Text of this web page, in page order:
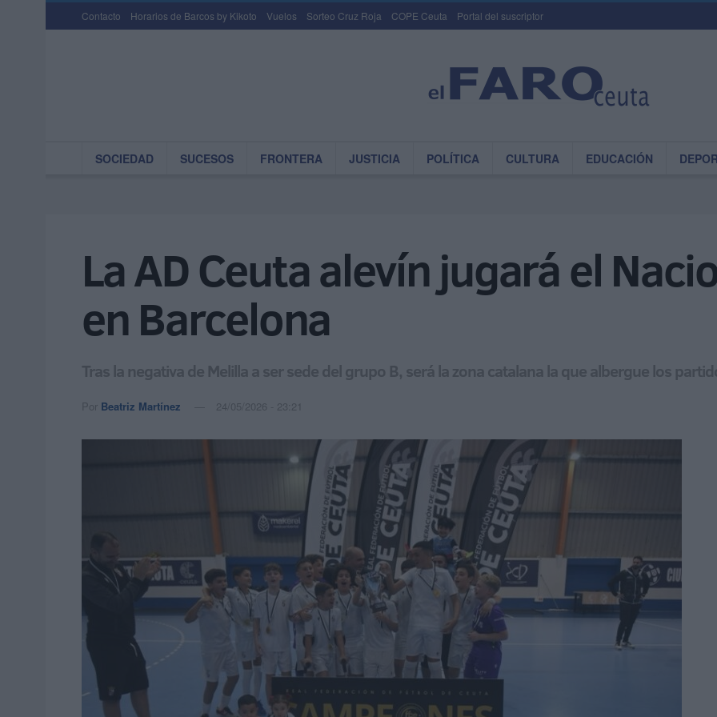
Contacto Horarios de Barcos by Kikoto Vuelos Sorteo Cruz Roja COPE Ceuta Portal del suscriptor
SOCIEDAD SUCESOS FRONTERA JUSTICIA POLÍTICA CULTURA EDUCACIÓN
La AD Ceuta alevín jugará el
en Barcelona
Tras la negativa de Melilla a ser sede del grupo B, será la zona catalana la que albergue los
Por Beatriz Martínez 24/05/2026 - 23:21